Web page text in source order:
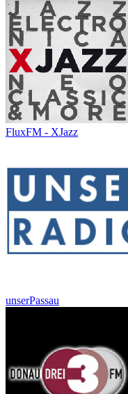
FluxFM - XJazz
unserPassau